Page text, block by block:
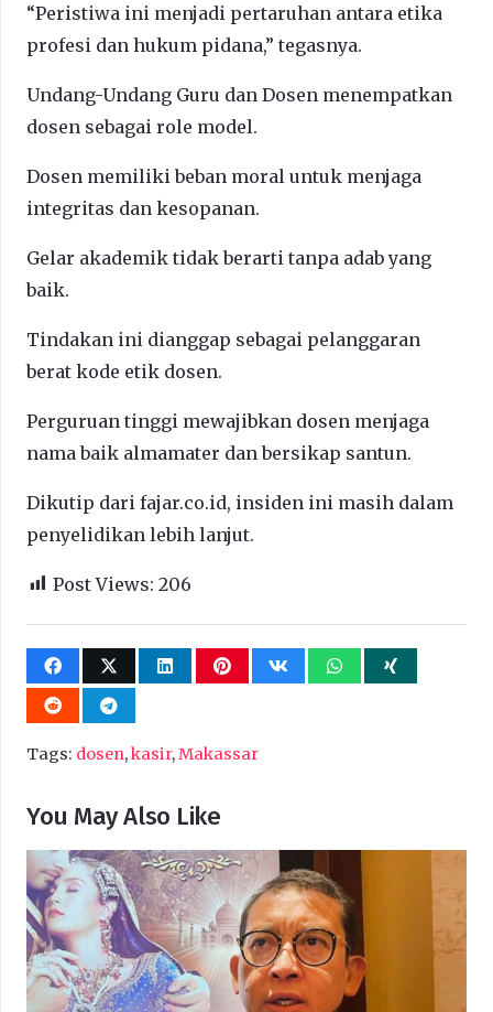
“Peristiwa ini menjadi pertaruhan antara etika
profesi dan hukum pidana,” tegasnya.
Undang-Undang Guru dan Dosen menempatkan
dosen sebagai role model.
Dosen memiliki beban moral untuk menjaga
integritas dan kesopanan.
Gelar akademik tidak berarti tanpa adab yang
baik.
Tindakan ini dianggap sebagai pelanggaran
berat kode etik dosen.
Perguruan tinggi mewajibkan dosen menjaga
nama baik almamater dan bersikap santun.
Dikutip dari fajar.co.id, insiden ini masih dalam
penyelidikan lebih lanjut.
Post Views: 206
Tags: dosen,kasir,Makassar
You May Also Like